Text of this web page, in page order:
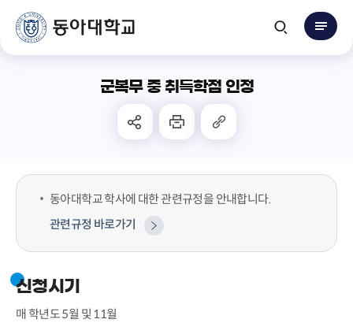
군복무 중 취득학점 인정
동아대학교 학사에 대한 관련규정을 안내합니다.
관련규정 바로가기
신청시기
매 학년도 5월 및 11월